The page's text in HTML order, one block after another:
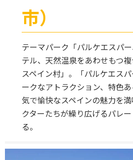
市）
テーマパーク「パルケエスパ
テル、天然温泉をあわせもつ
スペイン村」。「パルケエス
ークなアトラクション、特色
気で愉快なスペインの魅力を
クターたちが繰り広げるパレ
る。